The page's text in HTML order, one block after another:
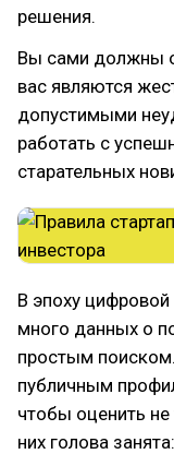
решения.
Вы сами должны
вас являются
допустимыми
работать с
старательных
В эпоху
много данных о
простым
публичным
чтобы оценить
них голова